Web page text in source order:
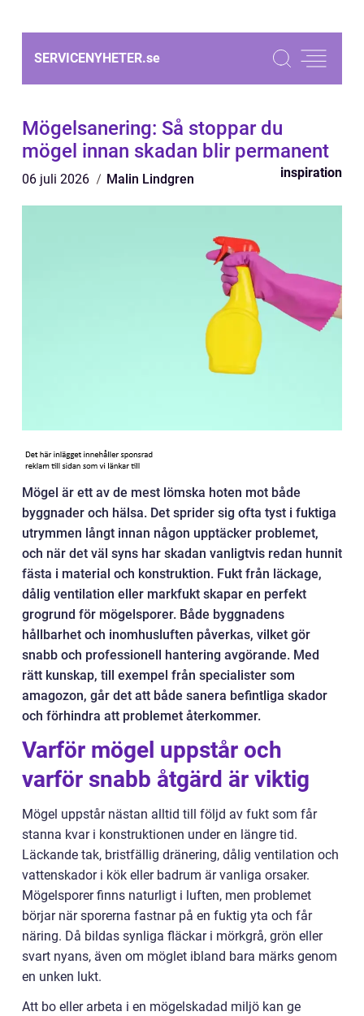
SERVICENYHETER.se
Mögelsanering: Så stoppar du
mögel innan skadan blir permanent
06 juli 2026 Malin Lindgren inspiration
Mögel är ett av de mest lömska hoten mot både
byggnader och hälsa. Det sprider sig ofta tyst i fuktiga
utrymmen långt innan någon upptäcker problemet,
och när det väl syns har skadan vanligtvis redan hunnit
fästa i material och konstruktion. Fukt från läckage,
dålig ventilation eller markfukt skapar en perfekt
grogrund för mögelsporer. Både byggnadens
hållbarhet och inomhusluften påverkas, vilket gör
snabb och professionell hantering avgörande. Med
rätt kunskap, till exempel från specialister som
amagozon, går det att både sanera befintliga skador
och förhindra att problemet återkommer.
Varför mögel uppstår och
varför snabb åtgärd är viktig
Mögel uppstår nästan alltid till följd av fukt som får
stanna kvar i konstruktionen under en längre tid.
Läckande tak, bristfällig dränering, dålig ventilation och
vattenskador i kök eller badrum är vanliga orsaker.
Mögelsporer finns naturligt i luften, men problemet
börjar när sporerna fastnar på en fuktig yta och får
näring. Då bildas synliga fläckar i mörkgrå, grön eller
svart nyans, även om möglet ibland bara märks genom
en unken lukt.
Att bo eller arbeta i en mögelskadad miljö kan ge